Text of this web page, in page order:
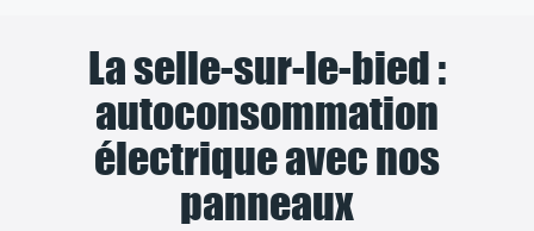
La selle-sur-le-bied :
autoconsommation
électrique avec nos
panneaux